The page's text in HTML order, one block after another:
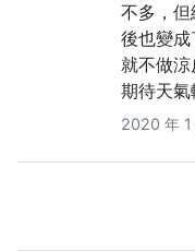
不多，
後也變
就不做涼
期待天
2020 年